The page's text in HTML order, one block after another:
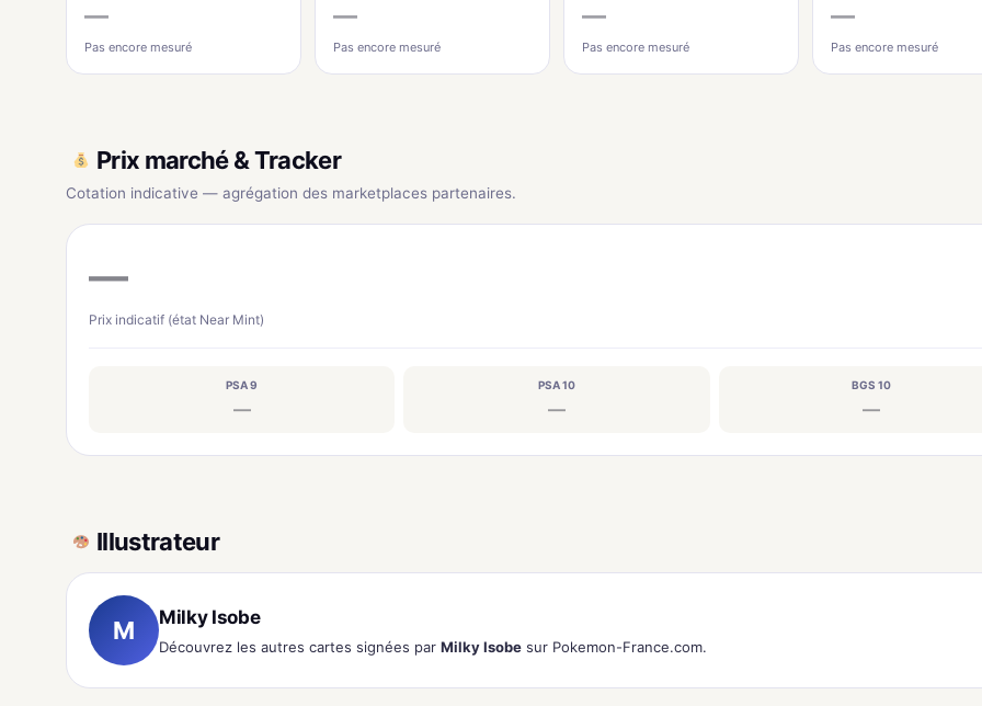
—
Pas encore mesuré
—
Pas encore mesuré
—
Pas encore mesuré
—
Pas encore mesuré
Prix marché & Tracker
Cotation indicative — agrégation des marketplaces partenaires.
—
Prix indicatif (état Near Mint)
PSA 9
—
PSA 10
—
BGS 10
—
Illustrateur
M Milky Isobe
Découvrez les autres cartes signées par Milky Isobe sur Pokemon-France.com.